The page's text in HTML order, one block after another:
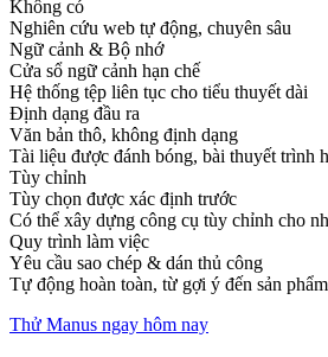
Không có
Nghiên cứu web tự động, chuyên sâu
Ngữ cảnh & Bộ nhớ
Cửa sổ ngữ cảnh hạn chế
Hệ thống tệp liên tục cho tiểu thuyết dài
Định dạng đầu ra
Văn bản thô, không định dạng
Tài liệu được đánh bóng, bài thuyết trình
Tùy chỉnh
Tùy chọn được xác định trước
Có thể xây dựng công cụ tùy chỉnh cho
Quy trình làm việc
Yêu cầu sao chép & dán thủ công
Tự động hoàn toàn, từ gợi ý đến sản
Thử Manus ngay hôm nay